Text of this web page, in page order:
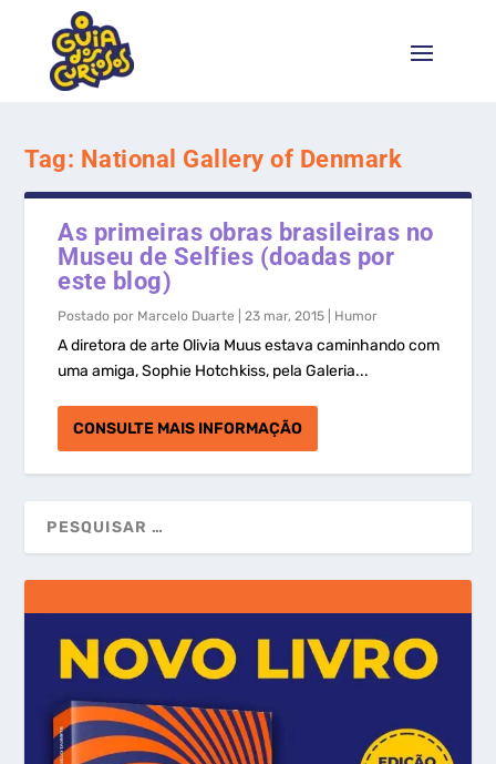
Tag: National Gallery of Denmark
As primeiras obras brasileiras no
Museu de Selfies (doadas por
este blog)
Postado por Marcelo Duarte |23 mar, 2015 Humor
A diretora de arte Olivia Muus estava caminhando com
uma amiga, Sophie Hotchkiss, pela Galeria...
CONSULTE MAIS INFORMAÇÃO